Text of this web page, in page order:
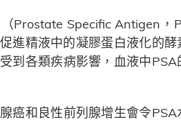
Prostate Specific Antigen，
進精液中的凝膠蛋白液化的
到各類疾病影響，血液中
癌和良性前列腺增生會令